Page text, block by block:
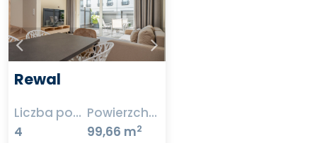
Rewal
Liczba pokoi
4
Powierzchnia
99,66 m2